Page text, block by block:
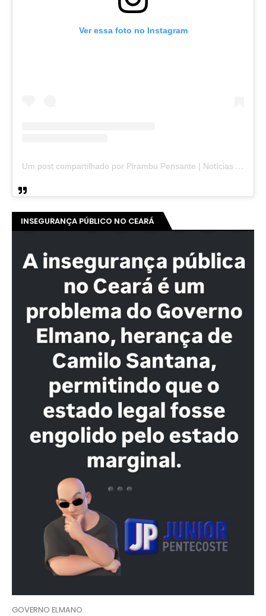
Ver essa foto no Instagram
Um post compartilhado por Pirambu Pensante | Notícias & Entretenimento (@pirambupensante)
INSEGURANÇA PÚBLICO NO CEARÁ
GOVERNO ELMANO